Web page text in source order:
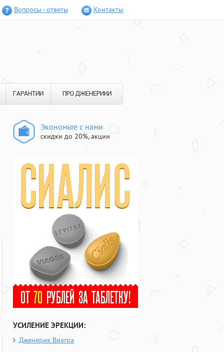
Вопросы - ответы Контакты
ГАРАНТИИ ПРО ДЖЕНЕРИКИ
Экономьте с нами
скидки до 20%, акции
УСИЛЕНИЕ ЭРЕКЦИИ:
Дженерик Виагра